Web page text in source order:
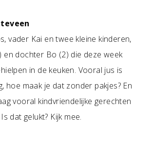
vader Kai en twee kleine kinderen,
en dochter Bo (2) die deze week
in de keuken. Vooral jus is
hoe maak je dat zonder pakjes? En
vooral kindvriendelijke gerechten
dat gelukt? Kijk mee.